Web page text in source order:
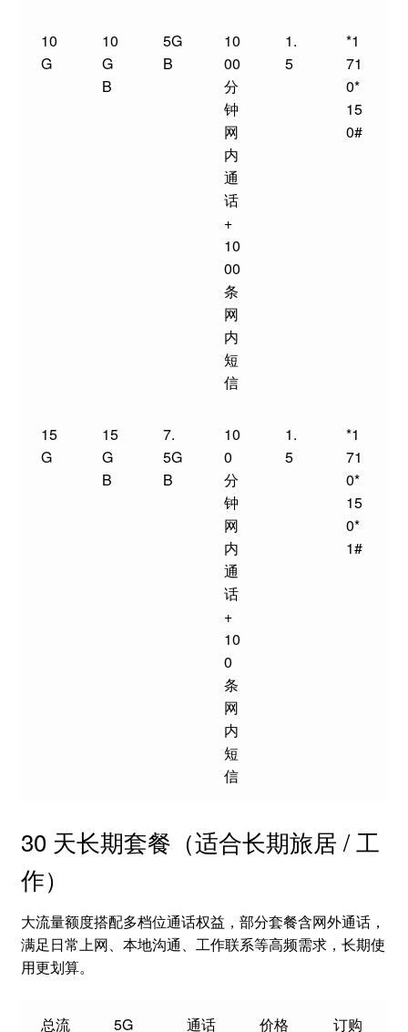
10
G
10
G
B
5G
B
10
00
分
钟
网
内
通
话
+
10
00
条
网
内
短
信
1.
5
*1
71
0*
15
0#
15
G
15
G
B
7.
5G
B
10
0
分
钟
网
内
通
话
+
10
0
条
网
内
短
信
1.
5
*1
71
0*
15
0*
1#
30 天长期套餐（适合长期旅居 / 工
作）
大流量额度搭配多档位通话权益，部分套餐含网外通话，
满足日常上网、本地沟通、工作联系等高频需求，长期使
用更划算。
总流 5G 通话 价格 订购